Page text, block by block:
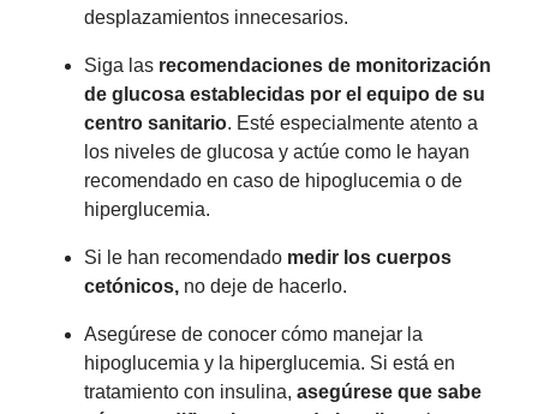
desplazamientos innecesarios.
Siga las recomendaciones de monitorización
de glucosa establecidas por el equipo de su
centro sanitario. Esté especialmente atento a
los niveles de glucosa y actúe como le hayan
recomendado en caso de hipoglucemia o de
hiperglucemia.
Si le han recomendado medir los cuerpos
cetónicos, no deje de hacerlo.
Asegúrese de conocer cómo manejar la
hipoglucemia y la hiperglucemia. Si está en
tratamiento con insulina, asegúrese que sabe